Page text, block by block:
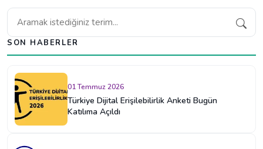
Ara
SON HABERLER
01 Temmuz 2026
Türkiye Dijital Erişilebilirlik Anketi Bugün
Katılıma Açıldı